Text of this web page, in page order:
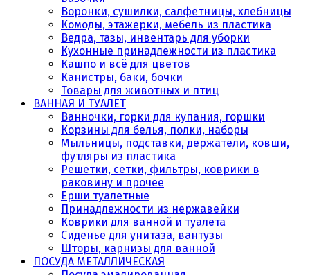
Воронки, сушилки, салфетницы, хлебницы
Комоды, этажерки, мебель из пластика
Ведра, тазы, инвентарь для уборки
Кухонные принадлежности из пластика
Кашпо и всё для цветов
Канистры, баки, бочки
Товары для животных и птиц
ВАННАЯ И ТУАЛЕТ
Ванночки, горки для купания, горшки
Корзины для белья, полки, наборы
Мыльницы, подставки, держатели, ковши,
футляры из пластика
Решетки, сетки, фильтры, коврики в
раковину и прочее
Ерши туалетные
Принадлежности из нержавейки
Коврики для ванной и туалета
Сиденье для унитаза, вантузы
Шторы, карнизы для ванной
ПОСУДА МЕТАЛЛИЧЕСКАЯ